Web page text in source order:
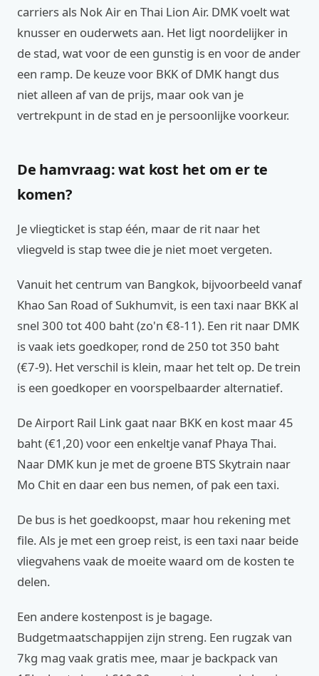
carriers als Nok Air en Thai Lion Air. DMK voelt wat
knusser en ouderwets aan. Het ligt noordelijker in
de stad, wat voor de een gunstig is en voor de ander
een ramp. De keuze voor BKK of DMK hangt dus
niet alleen af van de prijs, maar ook van je
vertrekpunt in de stad en je persoonlijke voorkeur.
De hamvraag: wat kost het om er te
komen?
Je vliegticket is stap één, maar de rit naar het
vliegveld is stap twee die je niet moet vergeten.
Vanuit het centrum van Bangkok, bijvoorbeeld vanaf
Khao San Road of Sukhumvit, is een taxi naar BKK al
snel 300 tot 400 baht (zo'n €8-11). Een rit naar DMK
is vaak iets goedkoper, rond de 250 tot 350 baht
(€7-9). Het verschil is klein, maar het telt op. De trein
is een goedkoper en voorspelbaarder alternatief.
De Airport Rail Link gaat naar BKK en kost maar 45
baht (€1,20) voor een enkeltje vanaf Phaya Thai.
Naar DMK kun je met de groene BTS Skytrain naar
Mo Chit en daar een bus nemen, of pak een taxi.
De bus is het goedkoopst, maar hou rekening met
file. Als je met een groep reist, is een taxi naar beide
vliegvahens vaak de moeite waard om de kosten te
delen.
Een andere kostenpost is je bagage.
Budgetmaatschappijen zijn streng. Een rugzak van
7kg mag vaak gratis mee, maar je backpack van